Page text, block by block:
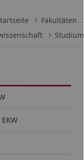
Fakultäten
Studium